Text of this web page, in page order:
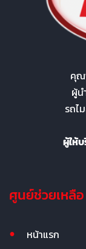
คุณ
ผู้น
รถไ
ผู้ให้
ศูนย์ช่วยเหลือ
หน้าแรก